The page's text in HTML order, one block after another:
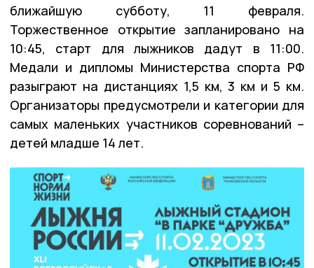
ближайшую субботу, 11 февраля.
Торжественное открытие запланировано на
10:45, старт для лыжников дадут в 11:00.
Медали и дипломы Министерства спорта РФ
разыграют на дистанциях 1,5 км, 3 км и 5 км.
Организаторы предусмотрели и категории для
самых маленьких участников соревнований –
детей младше 14 лет.